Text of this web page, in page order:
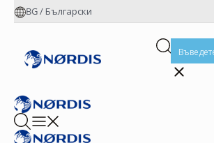
BG/ Български